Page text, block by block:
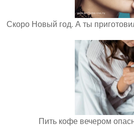
Скоро Новый год. А ты
Пить кофе вечером